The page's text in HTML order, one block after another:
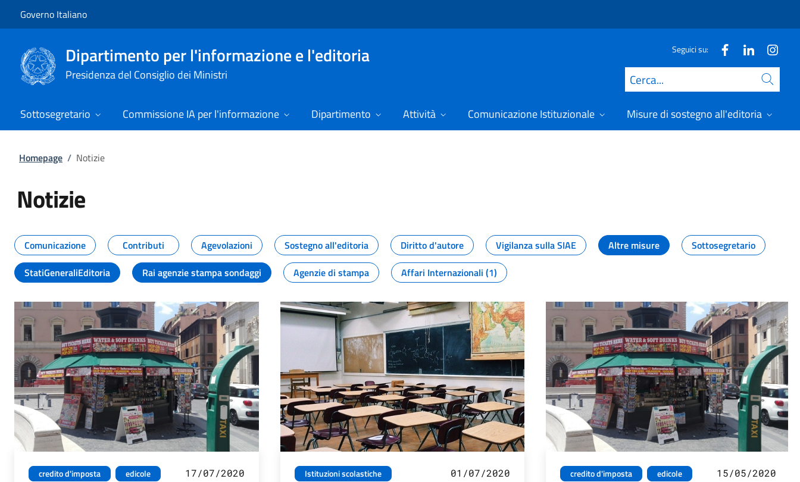
Governo Italiano
Dipartimento per l'informazione e l'editoria
Presidenza del Consiglio dei Ministri
Seguici su:
Cerca
Sottosegretario Commissione IA per l'informazione Dipartimento Attività Comunicazione Istituzionale Misure di sostegno all'editoria
Homepage / Notizie
Notizie
Tutti i contenuti della pagina Notizie
Comunicazione Contributi Agevolazioni Sostegno all'editoria Diritto d'autore Vigilanza sulla SIAE Altre misure
Sottosegretario
StatiGeneraliEditoria
Rai agenzie stampa sondaggi Agenzie di stampa Affari Internazionali (1)
credito d'imposta edicole 17/07/2020
Istituzioni scolastiche
01/07/2020 credito d'imposta edicole 15/05/2020